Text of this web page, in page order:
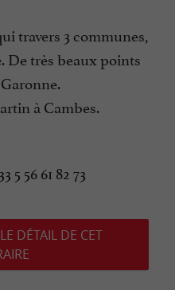
travers 3 communes,
De très beaux points
à Cambes.
5 56 61 82 73
DÉTAIL DE CET